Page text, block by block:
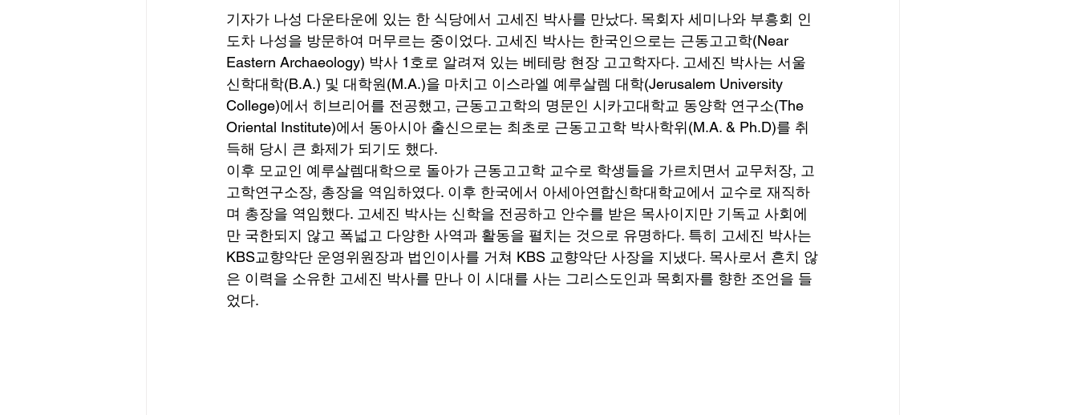
기자가 나성 다운타운에 있는 한 식당에서 고세진 박사를 만났다. 목회자 세미나와 부흥회 인
도차 나성을 방문하여 머무르는 중이었다. 고세진 박사는 한국인으로는 근동고고학(Near
Eastern Archaeology) 박사 1호로 알려져 있는 베테랑 현장 고고학자다. 고세진 박사는 서울
신학대학(B.A.) 및 대학원(M.A.)을 마치고 이스라엘 예루살렘 대학(Jerusalem University
College)에서 히브리어를 전공했고, 근동고고학의 명문인 시카고대학교 동양학 연구소(The
Oriental Institute)에서 동아시아 출신으로는 최초로 근동고고학 박사학위(M.A. & Ph.D)를 취
득해 당시 큰 화제가 되기도 했다.
이후 모교인 예루살렘대학으로 돌아가 근동고고학 교수로 학생들을 가르치면서 교무처장, 고
고학연구소장, 총장을 역임하였다. 이후 한국에서 아세아연합신학대학교에서 교수로 재직하
며 총장을 역임했다. 고세진 박사는 신학을 전공하고 안수를 받은 목사이지만 기독교 사회에
만 국한되지 않고 폭넓고 다양한 사역과 활동을 펼치는 것으로 유명하다. 특히 고세진 박사는
KBS교향악단 운영위원장과 법인이사를 거쳐 KBS 교향악단 사장을 지냈다. 목사로서 흔치 않
은 이력을 소유한 고세진 박사를 만나 이 시대를 사는 그리스도인과 목회자를 향한 조언을 들
었다.